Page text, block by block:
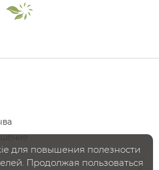
и разноцелевое
для повышения полезности
Продолжая пользоваться